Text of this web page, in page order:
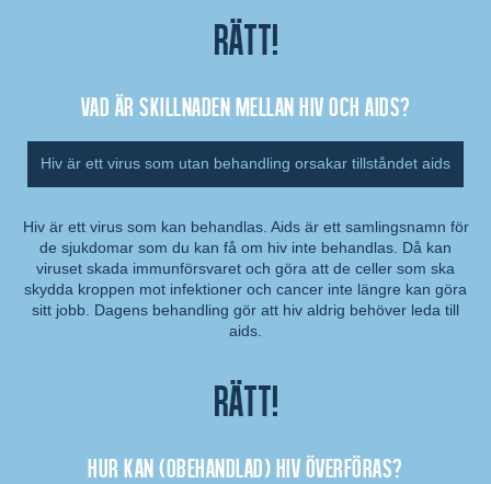
Rätt!
Vad är skillnaden mellan hiv och aids?
Hiv är ett virus som utan behandling orsakar tillståndet aids
Kommentar:
Hiv är ett virus som kan behandlas. Aids är ett samlingsnamn för
de sjukdomar som du kan få om hiv inte behandlas. Då kan
viruset skada immunförsvaret och göra att de celler som ska
skydda kroppen mot infektioner och cancer inte längre kan göra
sitt jobb. Dagens behandling gör att hiv aldrig behöver leda till
aids.
Rätt!
Hur kan (obehandlad) hiv överföras?